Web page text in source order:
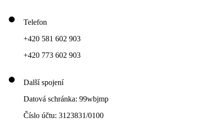
Telefon
+420 581 602 903
+420 773 602 903
Další spojení
Datová schránka: 99wbjmp
Číslo účtu: 3123831/0100